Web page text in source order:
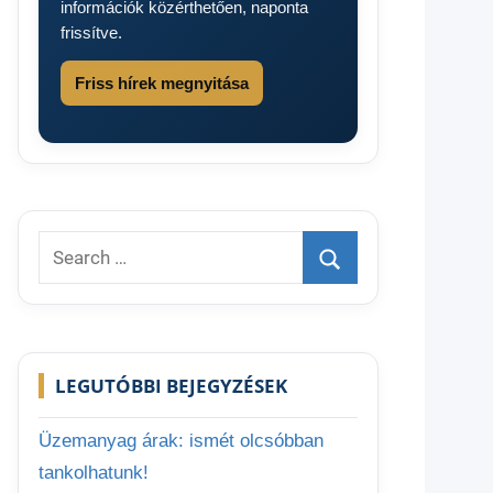
információk közérthetően, naponta
frissítve.
Friss hírek megnyitása
Search
for:
Search
LEGUTÓBBI BEJEGYZÉSEK
Üzemanyag árak: ismét olcsóbban
tankolhatunk!